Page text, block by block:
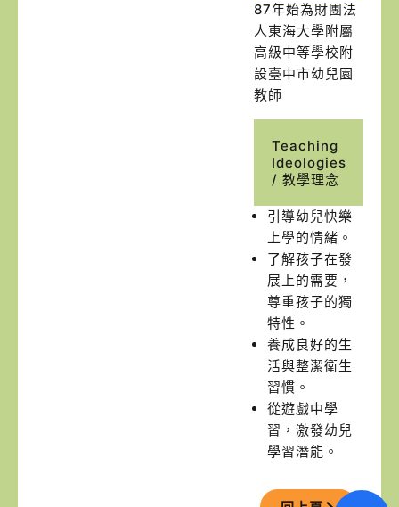
87年始為財團法
人東海大學附屬
高級中等學校附
設臺中市幼兒園
教師
Teaching
Ideologies
/ 教學理念
引導幼兒快樂
上學的情緒。
了解孩子在發
展上的需要，
尊重孩子的獨
特性。
養成良好的生
活與整潔衛生
習慣。
從遊戲中學
習，激發幼兒
學習潛能。